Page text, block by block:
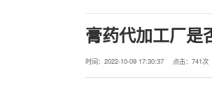
膏药代加工厂是
时间：2022-10-09 17:30:37 点击： 741次